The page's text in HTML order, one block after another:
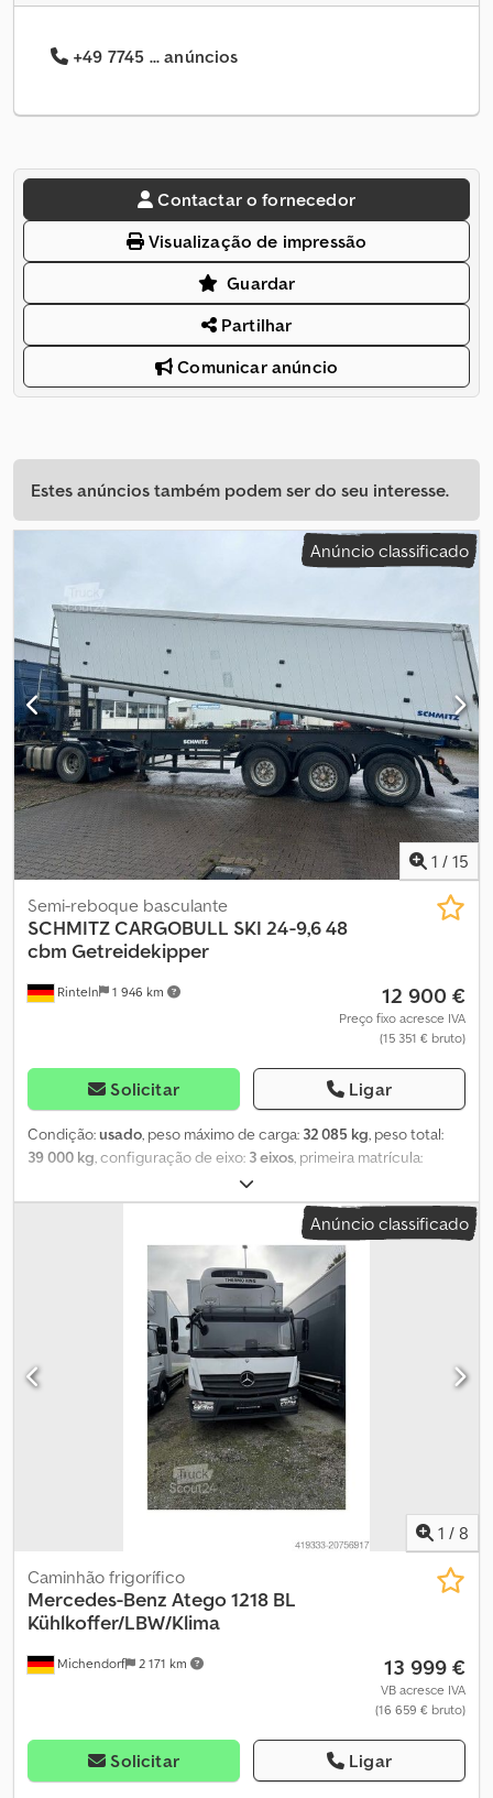
+49 7745 ... anúncios
Contactar o fornecedor
Visualização de impressão
Guardar
Partilhar
Comunicar anúncio
Estes anúncios também podem ser do seu interesse.
Anúncio classificado
1 / 15
Rinteln 1 946 km
Semi-reboque basculante
SCHMITZ CARGOBULL SKI 24-9,6 48
cbm Getreidekipper
12 900 €
Preço fixo acresce IVA
(15 351 € bruto)
Solicitar Ligar
Condição:usado, peso máximo de carga: 32 085 kg, peso total:
39 000 kg , configuração de eixo: 3 eixos , primeira matrícula:
, Veículo alemão, porta basculante,
Chedpfew Hin Djx Aqgea deslizador de grãos, plataforma, freios a
tambor BPW. Mais informações por telefone. ChristianAnúncio classificado
1 / 8
Michendorf 2 171 km
Caminhão frigorífico
Mercedes-Benz Atego 1218 BL
Kühlkoffer/LBW/Klima
13 999 €
VB acresce IVA
(16 659 € bruto)
Solicitar Ligar